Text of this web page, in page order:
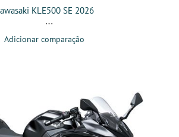
KLE500 SE 2026
Adicionar comparação